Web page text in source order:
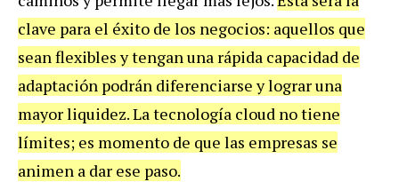
clave para el éxito de los negocios: aquellos que
sean flexibles y tengan una rápida capacidad de
adaptación podrán diferenciarse y lograr una
mayor liquidez. La tecnología cloud no tiene
límites; es momento de que las empresas se
animen a dar ese paso.